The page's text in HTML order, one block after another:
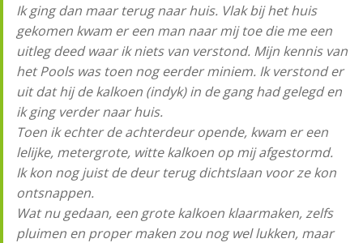
Ik ging dan maar terug naar huis. Vlak bij het huis
gekomen kwam er een man naar mij toe die me een
uitleg deed waar ik niets van verstond. Mijn kennis van
het Pools was toen nog eerder miniem. Ik verstond er
uit dat hij de kalkoen (indyk) in de gang had gelegd en
ik ging verder naar huis.
Toen ik echter de achterdeur opende, kwam er een
lelijke, metergrote, witte kalkoen op mij afgestormd.
Ik kon nog juist de deur terug dichtslaan voor ze kon
ontsnappen.
Wat nu gedaan, een grote kalkoen klaarmaken, zelfs
pluimen en proper maken zou nog wel lukken, maar